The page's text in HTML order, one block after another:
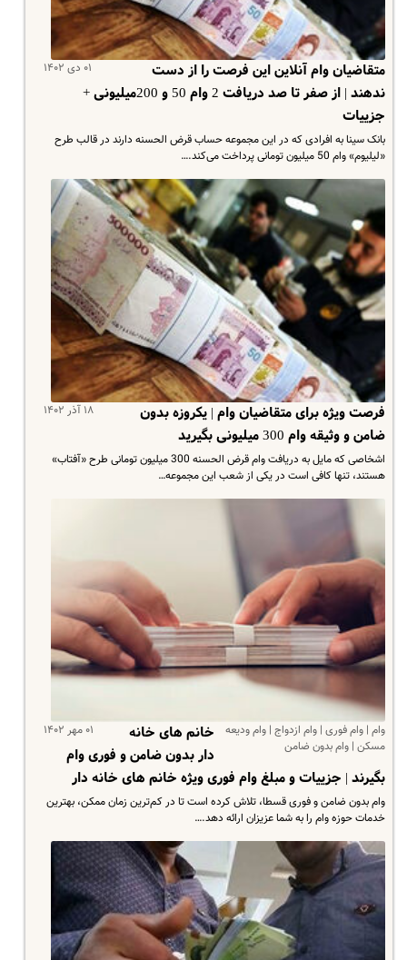
۰۱ دی ۱۴۰۲
متقاضیان وام آنلاین این فرصت را از دست
ندهند | از صفر تا صد دریافت 2 وام 50 و 200میلیونی +
جزییات
بانک سینا به افرادی که در این مجموعه حساب قرض الحسنه دارند در قالب طرح
«لیلیوم» وام 50 میلیون تومانی پرداخت می‌کند.…
۱۸ آذر ۱۴۰۲
فرصت ویژه برای متقاضیان وام | یکروزه بدون
ضامن و وثیقه وام 300 میلیونی بگیرید
اشخاصی که مایل به دریافت وام قرض الحسنه 300 میلیون تومانی طرح «آفتاب»
هستند، تنها کافی است در یکی از شعب این مجموعه…
وام | وام فوری | وام ازدواج | وام ودیعه
مسکن | وام بدون ضامن
۰۱ مهر ۱۴۰۲
خانم های خانه
دار بدون ضامن و فوری وام
بگیرند | جزییات و مبلغ وام فوری ویژه خانم های خانه دار
وام بدون ضامن و فوری قسطا، تلاش کرده است تا در کم‌ترین زمان ممکن، بهترین
خدمات حوزه وام را به شما عزیزان ارائه دهد.…